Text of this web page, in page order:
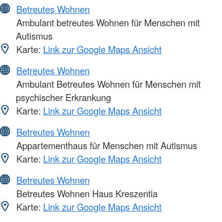
Betreutes Wohnen
Ambulant betreutes Wohnen für Menschen mit
Autismus
Karte: Link zur Google Maps Ansicht
Betreutes Wohnen
Ambulant Betreutes Wohnen für Menschen mit
psychischer Erkrankung
Karte: Link zur Google Maps Ansicht
Betreutes Wohnen
Appartementhaus für Menschen mit Autismus
Karte: Link zur Google Maps Ansicht
Betreutes Wohnen
Betreutes Wohnen Haus Kreszentia
Karte: Link zur Google Maps Ansicht